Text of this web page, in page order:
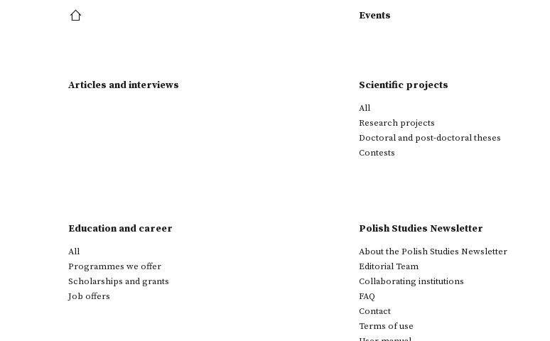
Events
Articles and interviews Scientific projects
All
Research projects
Doctoral and post-doctoral theses
Contests
Education and career
All
Programmes we offer
Scholarships and grants
Job offers
Polish Studies Newsletter
About the Polish Studies Newsletter
Editorial Team
Collaborating institutions
FAQ
Contact
Terms of use